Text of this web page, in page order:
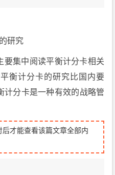
研究
要集中阅读平衡计分卡相关
衡计分卡的研究比国内要
计分卡是一种有效的战略管
才能查看该篇文章全部内